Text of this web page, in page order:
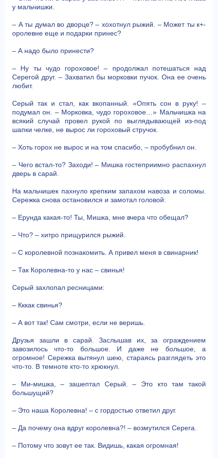
у мальчишки.
– А ты думал во дворце? – хохотнул рыжий. – Может ты к+-
оролевне еще и подарки принес?
– А надо было принести?
– Ну ты чудо гороховое! – продолжал потешаться над
Серегой друг. – Захватил бы морковки пучок. Она ее очень
любит.
Серый так и стал, как вкопанный. «Опять сон в руку! –
подумал он. – Морковка, чудо гороховое…» Мальчишка на
всякий случай провел рукой по выглядывающей из-под
шапки челке, не вырос ли гороховый стручок.
– Хоть горох не вырос и на том спасибо, – пробубнил он.
– Чего встал-то? Заходи! – Мишка гостеприимно распахнул
дверь в сарай.
На мальчишек пахнуло крепким запахом навоза и соломы.
Сережка снова остановился и замотал головой:
– Ерунда какая-то! Ты, Мишка, мне вчера что обещал?
– Что? – хитро прищурился рыжий.
– С королевной познакомить. А привел меня в свинарник!
– Так Королевна-то у нас – свинья!
Серый захлопал ресницами:
– Кккак свинья?
– А вот так! Сам смотри, если не веришь.
Друзья зашли в сарай. Заслышав их, за ограждением
завозилось что-то большое. И даже не большое, а
огромное! Сережка вытянул шею, стараясь разглядеть это
что-то. В темноте кто-то хрюкнул.
– Ми-мишка, – зашептал Серый. – Это кто там такой
большущий?
– Это наша Королевна! – с гордостью ответил друг.
– Да почему она вдруг королевна?! – возмутился Серега.
– Потому что зовут ее так. Видишь, какая огромная!